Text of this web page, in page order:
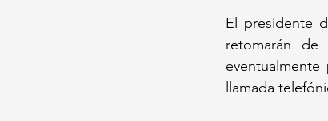
El presidente
retomarán
llamada